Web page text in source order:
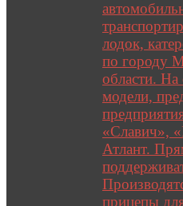
лодок,
по городу
области. На
модели,
«Славич»,
Атлант.
прицепы